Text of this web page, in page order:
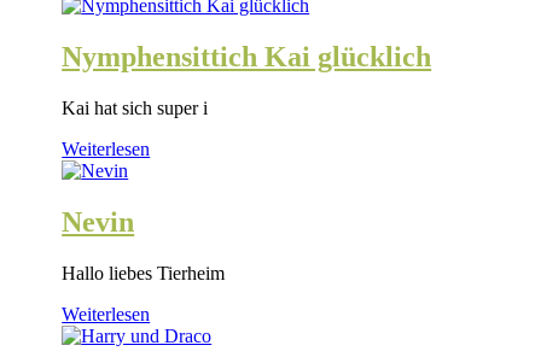
Nymphensittich Kai glücklich
Kai hat sich super i
Weiterlesen
Nevin
Hallo liebes Tierheim
Weiterlesen